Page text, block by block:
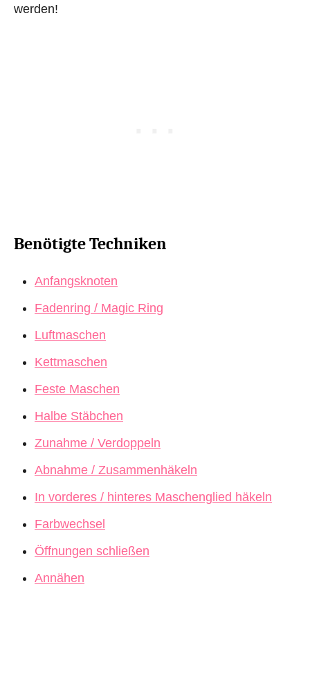
werden!
Benötigte Techniken
Anfangsknoten
Fadenring / Magic Ring
Luftmaschen
Kettmaschen
Feste Maschen
Halbe Stäbchen
Zunahme / Verdoppeln
Abnahme / Zusammenhäkeln
In vorderes / hinteres Maschenglied häkeln
Farbwechsel
Öffnungen schließen
Annähen